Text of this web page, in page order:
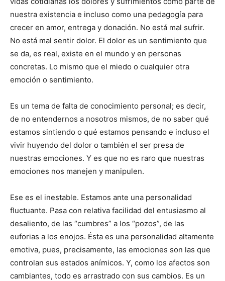
nuestra existencia e incluso como una pedagogía para
crecer en amor, entrega y donación. No está mal sufrir.
No está mal sentir dolor. El dolor es un sentimiento que
se da, es real, existe en el mundo y en personas
concretas. Lo mismo que el miedo o cualquier otra
emoción o sentimiento.
Es un tema de falta de conocimiento personal; es decir,
de no entendernos a nosotros mismos, de no saber qué
estamos sintiendo o qué estamos pensando e incluso el
vivir huyendo del dolor o también el ser presa de
nuestras emociones. Y es que no es raro que nuestras
emociones nos manejen y manipulen.
Ese es el inestable. Estamos ante una personalidad
fluctuante. Pasa con relativa facilidad del entusiasmo al
desaliento, de las “cumbres” a los “pozos”, de las
euforias a los enojos. Ésta es una personalidad altamente
emotiva, pues, precisamente, las emociones son las que
controlan sus estados anímicos. Y, como los afectos son
cambiantes, todo es arrastrado con sus cambios. Es un